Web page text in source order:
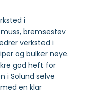
i
bremsestøv
verksted i
og bulker nøye.
god heft for
i Solund selve
en klar